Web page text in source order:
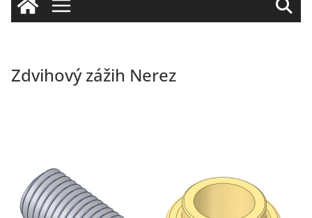
Zdvihový zážih Nerez